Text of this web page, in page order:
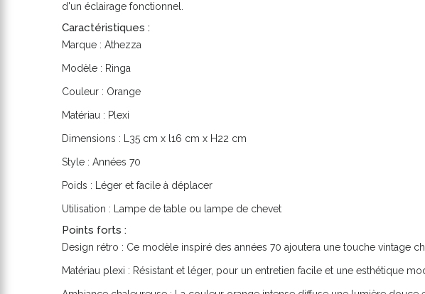
d'un éclairage fonctionnel.
Caractéristiques :
Marque : Athezza
Modèle : Ringa
Couleur : Orange
Matériau : Plexi
Dimensions : L35 cm x l16 cm x H22 cm
Style : Années 70
Poids : Léger et facile à déplacer
Utilisation : Lampe de table ou lampe de chevet
Points forts :
Design rétro : Ce modèle inspiré des années 70 ajoutera une touche vintage
Matériau plexi : Résistant et léger, pour un entretien facile et une esthétique